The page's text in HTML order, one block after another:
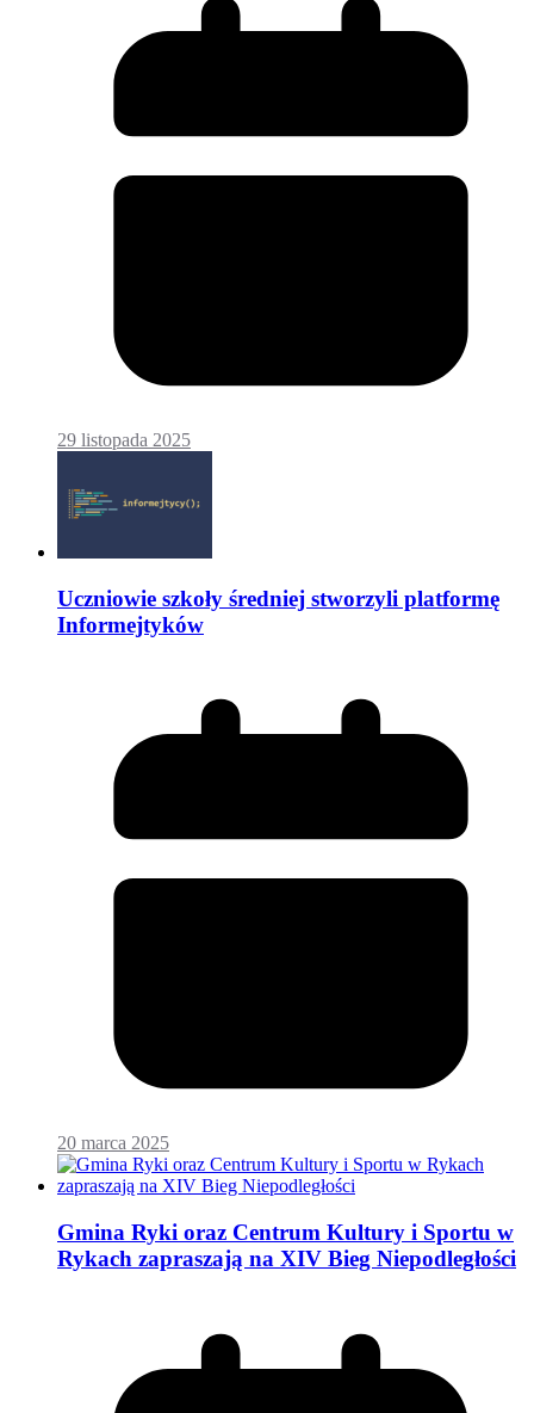
29 listopada 2025
Uczniowie szkoły średniej stworzyli platformę
Informejtyków
20 marca 2025
Gmina Ryki oraz Centrum Kultury i Sportu w
Rykach zapraszają na XIV Bieg Niepodległości